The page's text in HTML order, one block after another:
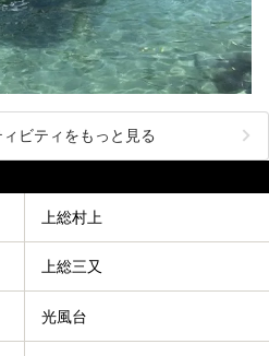
ビティをもっと見る
上総村上
上総三又
光風台